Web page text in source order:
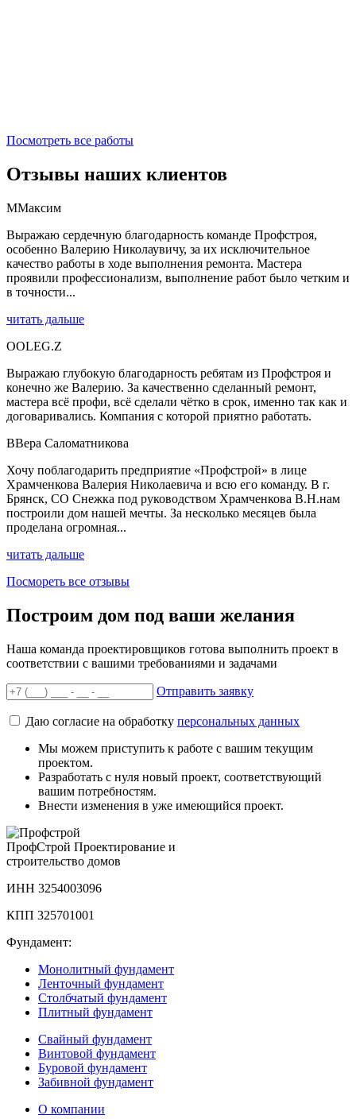
Посмотреть все работы
Отзывы наших клиентов
ММаксим
Выражаю сердечную благодарность команде Профстроя,
особенно Валерию Николаувичу, за их исключительное
качество работы в ходе выполнения ремонта. Мастера
проявили профессионализм, выполнение работ было четким и
в точности...
читать дальше
OOLEG.Z
Выражаю глубокую благодарность ребятам из Профстроя и
конечно же Валерию. За качественно сделанный ремонт,
мастера всё профи, всё сделали чётко в срок, именно так как и
договаривались. Компания с которой приятно работать.
ВВера Саломатникова
Хочу поблагодарить предприятие «Профстрой» в лице
Храмченкова Валерия Николаевича и всю его команду. В г.
Брянск, СО Снежка под руководством Храмченкова В.Н.нам
построили дом нашей мечты. За несколько месяцев была
проделана огромная...
читать дальше
Посмореть все отзывы
Построим дом под ваши желания
Наша команда проектировщиков готова выполнить проект в
соответствии с вашими требованиями и задачами
Отправить заявку
Даю согласие на обработку персональных данных
Мы можем приступить к работе с вашим текущим
проектом.
Разработать с нуля новый проект, соответствующий
вашим потребностям.
Внести изменения в уже имеющийся проект.
ПрофСтрой Проектирование и
строительство домов
ИНН 3254003096
КПП 325701001
Фундамент:
Монолитный фундамент
Ленточный фундамент
Столбчатый фундамент
Плитный фундамент
Свайный фундамент
Винтовой фундамент
Буровой фундамент
Забивной фундамент
О компании